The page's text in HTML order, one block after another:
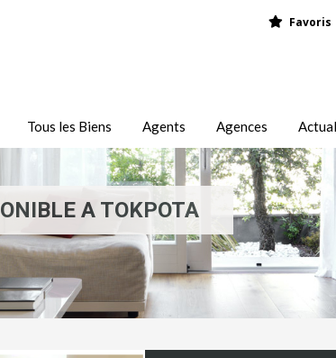
Favoris
Tous les Biens Agents Agences
A TOKPOTA